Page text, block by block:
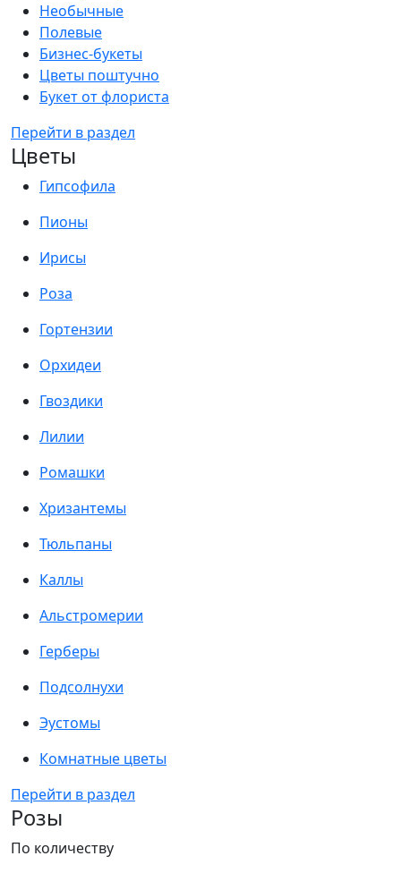
Необычные
Полевые
Бизнес-букеты
Цветы поштучно
Букет от флориста
Перейти в раздел
Цветы
Гипсофила
Пионы
Ирисы
Роза
Гортензии
Орхидеи
Гвоздики
Лилии
Ромашки
Хризантемы
Тюльпаны
Каллы
Альстромерии
Герберы
Подсолнухи
Эустомы
Комнатные цветы
Перейти в раздел
Розы
По количеству